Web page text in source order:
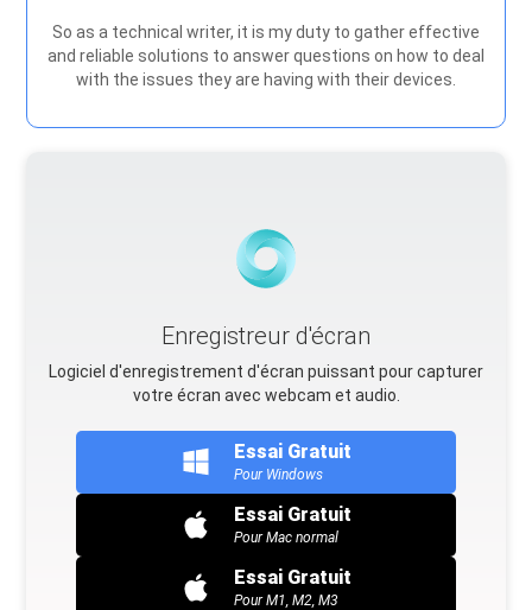
So as a technical writer, it is my duty to gather effective
and reliable solutions to answer questions on how to deal
with the issues they are having with their devices.
Enregistreur d'écran
Logiciel d'enregistrement d'écran puissant pour capturer
votre écran avec webcam et audio.
Essai Gratuit
Pour Windows
Essai Gratuit
Pour Mac normal
Essai Gratuit
Pour M1, M2, M3